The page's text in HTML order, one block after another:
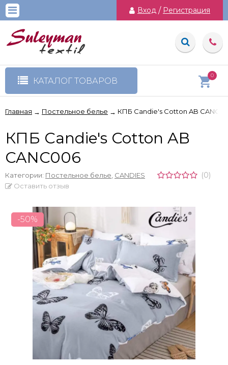
Вход / Регистрация
КАТАЛОГ ТОВАРОВ
0
Главная → Постельное белье → КПБ Candie's Cotton AB
КПБ Candie's Cotton AB
CANC006
Категории: Постельное белье CANDIES (0)
Оставить отзыв
-50%